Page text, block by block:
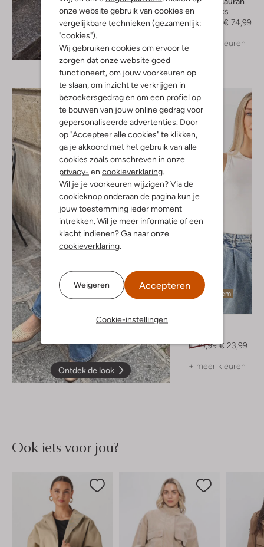
onze website gebruik van cookies en
vergelijkbare technieken (gezamenlijk:
"cookies").
Wij gebruiken cookies om ervoor te
zorgen dat onze website goed
functioneert, om jouw voorkeuren op
te slaan, om inzicht te verkrijgen in
bezoekersgedrag en om een profiel op
te bouwen van jouw online gedrag voor
gepersonaliseerde advertenties. Door
op "Accepteer alle cookies" te klikken,
ga je akkoord met het gebruik van alle
cookies zoals omschreven in onze
privacy- en cookieverklaring
Wil je je voorkeuren wijzigen? Via de
cookieknop onderaan de pagina kun je
jouw toestemming ieder moment
intrekken. Wil je meer informatie of een
klacht indienen? Ga naar onze
cookieverklaring
Weigeren Accepteren
Cookie-instellingen
Ontdek de look
Slingbacks
€ 149,99
€ 74,99
+ meer kleuren
Ontdek de look
Laatste item
€ 29,99 € 23,99
+ meer kleuren
Ook iets voor jou?